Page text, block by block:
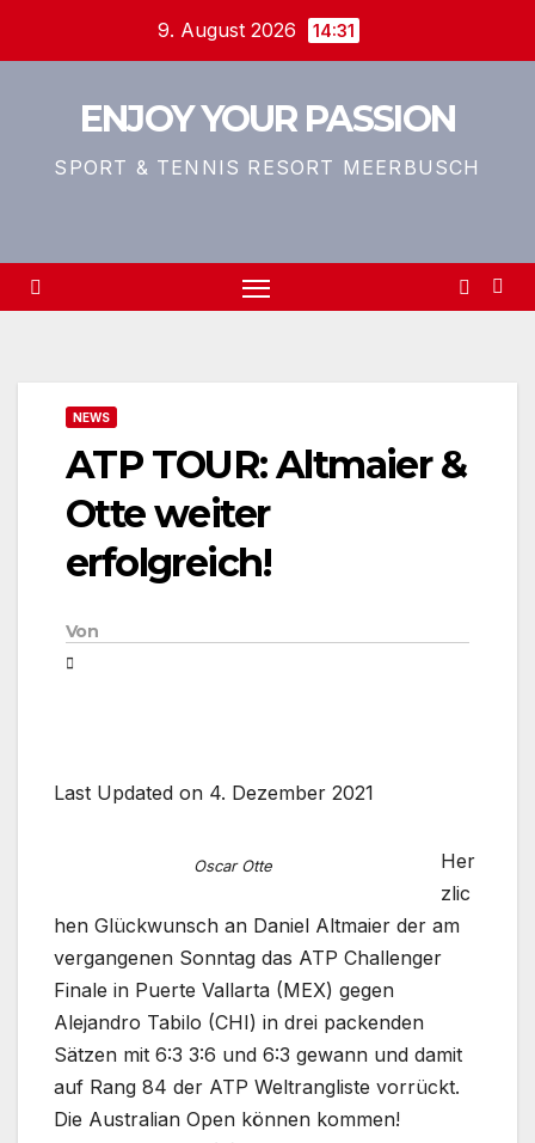
9. August 2026 14:31
ENJOY YOUR PASSION
SPORT & TENNIS RESORT MEERBUSCH
NEWS
ATP TOUR: Altmaier &
Otte weiter
erfolgreich!
Von
Last Updated on 4. Dezember 2021
Oscar Otte
Her
zlic
hen Glückwunsch an Daniel Altmaier der am
vergangenen Sonntag das ATP Challenger
Finale in Puerte Vallarta (MEX) gegen
Alejandro Tabilo (CHI) in drei packenden
Sätzen mit 6:3 3:6 und 6:3 gewann und damit
auf Rang 84 der ATP Weltrangliste vorrückt.
Die Australian Open können kommen!